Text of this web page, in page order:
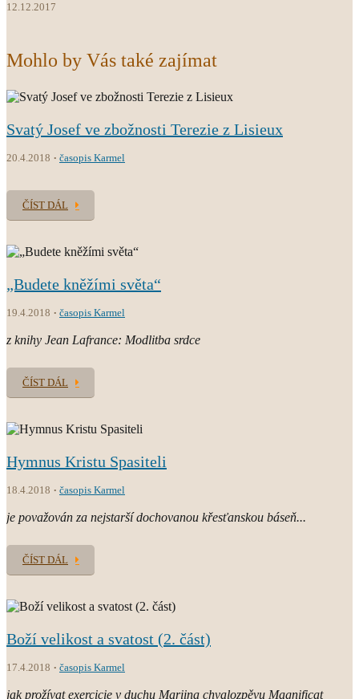
12.12.2017
Mohlo by Vás také zajímat
Svatý Josef ve zbožnosti Terezie z Lisieux
20.4.2018 časopis Karmel
ČÍST DÁL
„Budete kněžími světa“
19.4.2018 časopis Karmel
z knihy Jean Lafrance: Modlitba srdce
ČÍST DÁL
Hymnus Kristu Spasiteli
18.4.2018 časopis Karmel
je považován za nejstarší dochovanou křesťanskou báseň...
ČÍST DÁL
Boží velikost a svatost (2. část)
17.4.2018 časopis Karmel
jak prožívat exercicie v duchu Mariina chvalozpěvu Magnificat